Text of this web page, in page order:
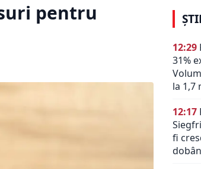
pentru
12:29
31%
la 1,7
12:17
fi